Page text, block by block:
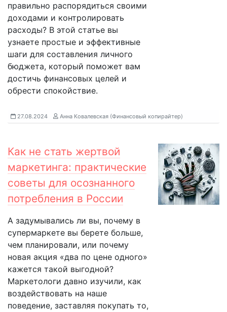
правильно распорядиться своими
доходами и контролировать
расходы? В этой статье вы
узнаете простые и эффективные
шаги для составления личного
бюджета, который поможет вам
достичь финансовых целей и
обрести спокойствие.
27.08.2024 Анна Ковалевская (Финансовый копирайтер)
Как не стать жертвой
маркетинга: практические
советы для осознанного
потребления в России
А задумывались ли вы, почему в
супермаркете вы берете больше,
чем планировали, или почему
новая акция «два по цене одного»
кажется такой выгодной?
Маркетологи давно изучили, как
воздействовать на наше
поведение, заставляя покупать то,